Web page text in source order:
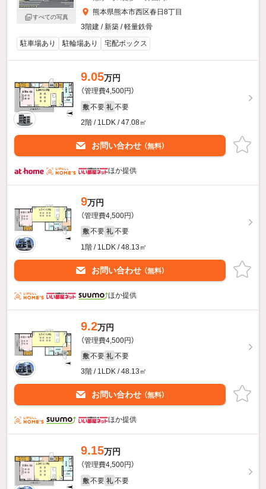
すべての写真
熊本県熊本市西区春日8丁目
3階建 / 新築 / 軽量鉄骨
駐車場あり
駐輪場あり 宅配ボックス
9.05万円
（管理費4,500円）
敷 不要 礼 不要
2階 / 1LDK / 47.08㎡
お問い合わせ （無料）
ほか提供
9万円
（管理費4,500円）
敷 不要 礼 不要
1階 / 1LDK / 48.13㎡
お問い合わせ （無料）
ほか提供
9.2万円
（管理費4,500円）
敷 不要 礼 不要
3階 / 1LDK / 48.13㎡
お問い合わせ （無料）
ほか提供
9.15万円
（管理費4,500円）
敷 不要 礼 不要